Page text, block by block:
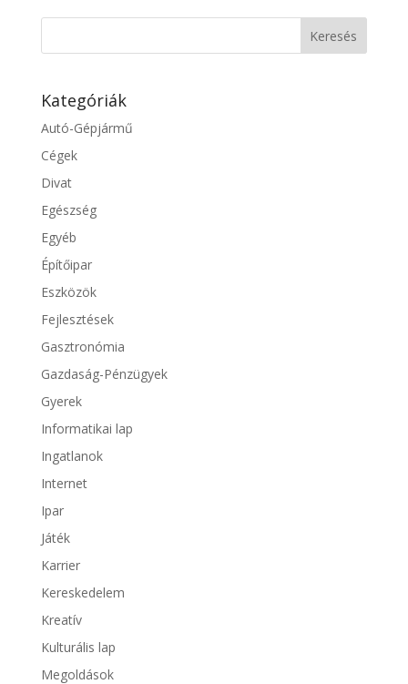
Kategóriák
Autó-Gépjármű
Cégek
Divat
Egészség
Egyéb
Építőipar
Eszközök
Fejlesztések
Gasztronómia
Gazdaság-Pénzügyek
Gyerek
Informatikai lap
Ingatlanok
Internet
Ipar
Játék
Karrier
Kereskedelem
Kreatív
Kulturális lap
Megoldások